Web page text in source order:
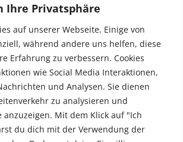
Ihre Privatsphäre
auf unserer Webseite. Einige von
während andere uns helfen, diese
Erfahrung zu verbessern. Cookies
wie Social Media Interaktionen,
und Analysen. Sie dienen
zu analysieren und
anzuzeigen. Mit dem Klick auf "Ich
du dich mit der Verwendung der